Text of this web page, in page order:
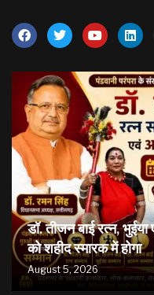
डॉ. तीजन बाई रत्न,
को शहीद स्मारक में होगा
August 5, 2026